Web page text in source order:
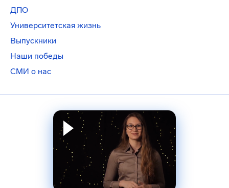
ДПО
Университетская жизнь
Выпускники
Наши победы
СМИ о нас